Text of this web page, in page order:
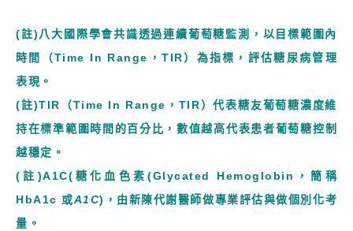
(註)八大國際學會共識透過連續葡萄糖監測，以目標範圍內
時間（Time In Range，TIR）為指標，評估糖尿病管理
表現。
(註)TIR（Time In Range，TIR）代表糖友葡萄糖濃度維
持在標準範圍時間的百分比，數值越高代表患者葡萄糖控制
越穩定。
(註)A1C(糖化血色素(Glycated Hemoglobin，簡稱
HbA1c 或A1C)，由新陳代謝醫師做專業評估與做個別化考
量。